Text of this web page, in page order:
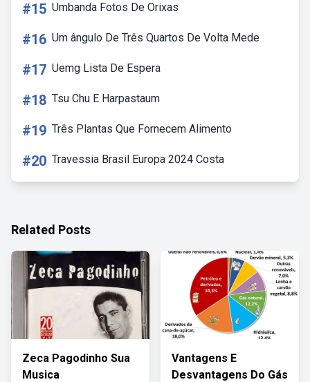
#15 Umbanda Fotos De Orixas
#16 Um ângulo De Três Quartos De Volta Mede
#17 Uemg Lista De Espera
#18 Tsu Chu E Harpastaum
#19 Três Plantas Que Fornecem Alimento
#20 Travessia Brasil Europa 2024 Costa
Related Posts
Zeca Pagodinho Sua
Musica
Vantagens E
Desvantagens Do Gás